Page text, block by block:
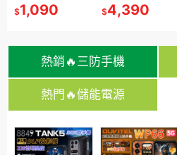
C 100W單孔輸
出 PD3.0 QC5快
$1,090
Starvis2
IMX675 2K高畫
$4,390
熱銷🔥三防手機
熱門🔥儲能電源